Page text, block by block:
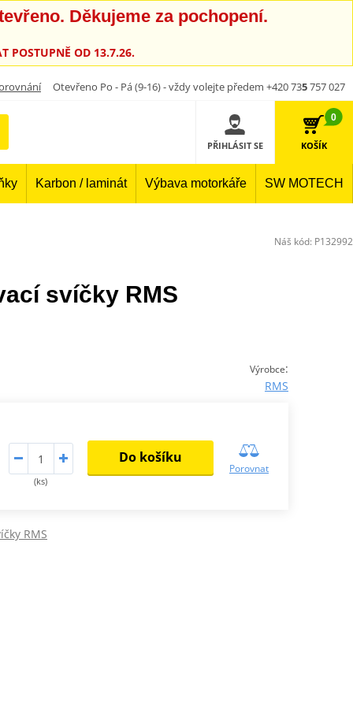
Děkujeme za pochopení.
POSTUPNĚ OD 13.7.26.
Otevřeno Po - Pá (9-16) - vždy volejte předem +420 735757 027
PŘIHLÁSIT SE
0
KOŠÍK
Karbon / laminát Výbava motorkáře SW MOTECH
svíčky RMS
Výrobce:
RMS
(ks)
Do košíku
Porovnat
RMS
Náš kód: P132992